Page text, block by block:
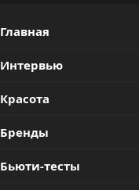
Главная
Интервью
Красота
Бренды
Бьюти-тесты